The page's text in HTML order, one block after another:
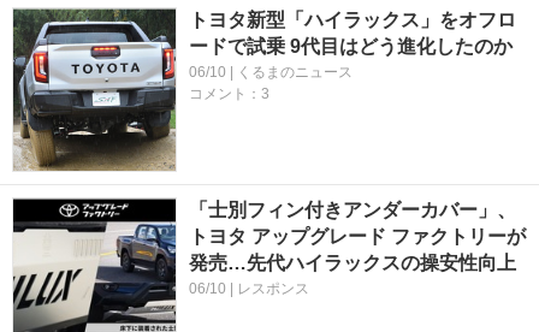
トヨタ新型「ハイラックス」をオフロ
ードで試乗 9代目はどう進化したのか
06/10 | くるまのニュース
コメント：3
「士別フィン付きアンダーカバー」、
トヨタ アップグレード ファクトリーが
発売…先代ハイラックスの操安性向上
06/10 | レスポンス